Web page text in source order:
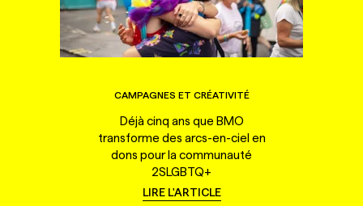
CAMPAGNES ET CRÉATIVITÉ
Déjà cinq ans que BMO
transforme des arcs-en-ciel en
dons pour la communauté
2SLGBTQ+
LIRE L'ARTICLE